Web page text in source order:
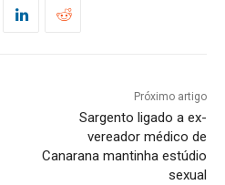
Próximo artigo
Sargento ligado a ex-
vereador médico de
Canarana mantinha estúdio
sexual